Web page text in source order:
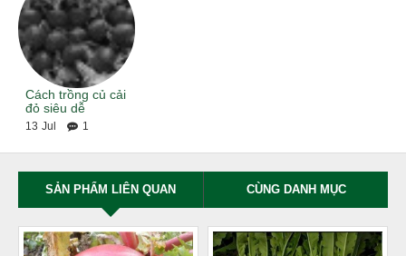
Cách trồng củ cải
đỏ siêu dễ
13 Jul 1
SẢN PHẨM LIÊN QUAN CÙNG DANH MỤC